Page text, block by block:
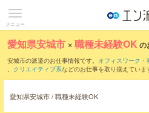
メニュー
愛知県安城市 ×職種未経験OK の
安城市の派遣のお仕事情報です。 オフィスワーク・
、 クリエイティブ系などのお仕事を取り揃えてい
愛知県安城市 / 職種未経験OK